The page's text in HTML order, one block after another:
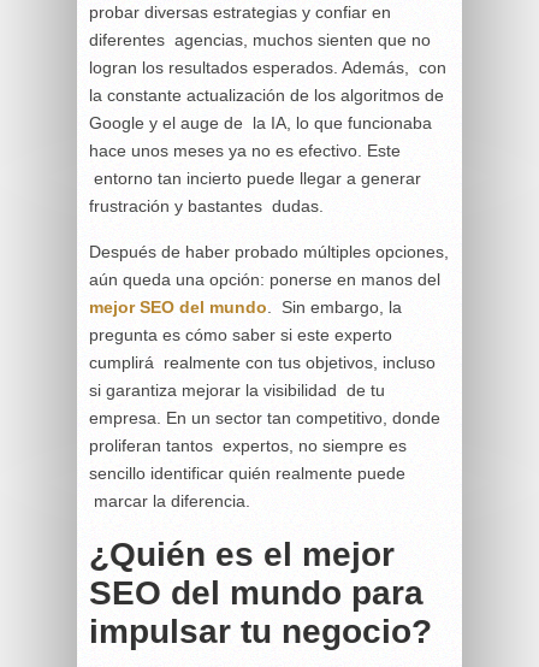
probar diversas estrategias y confiar en
diferentes agencias, muchos sienten que no
logran los resultados esperados. Además, con
la constante actualización de los algoritmos de
Google y el auge de la IA, lo que funcionaba
hace unos meses ya no es efectivo. Este
entorno tan incierto puede llegar a generar
frustración y bastantes dudas.
Después de haber probado múltiples opciones,
aún queda una opción: ponerse en manos del
mejor SEO del mundo . Sin embargo, la
pregunta es cómo saber si este experto
cumplirá realmente con tus objetivos, incluso
si garantiza mejorar la visibilidad de tu
empresa. En un sector tan competitivo, donde
proliferan tantos expertos, no siempre es
sencillo identificar quién realmente puede
marcar la diferencia.
¿Quién es el mejor
SEO del mundo para
impulsar tu negocio?